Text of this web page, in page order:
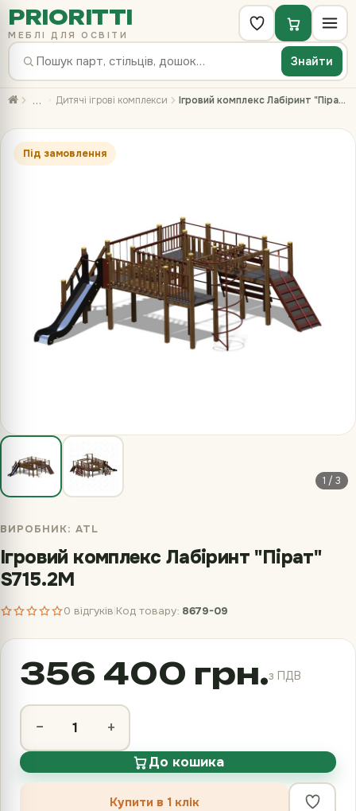
PRIORITTI
МЕБЛІ ДЛЯ ОСВІТИ
Знайти
… Дитячі ігрові комплекси Ігровий комплекс Лабіринт "Пірат" S715.2M
Під замовлення
1 / 3
ВИРОБНИК: ATL
Ігровий комплекс Лабіринт "Пірат"
S715.2M
0 відгуків Код товару: 8679-09
356 400 грн.з ПДВ
− +
До кошика
Купити в 1 клік